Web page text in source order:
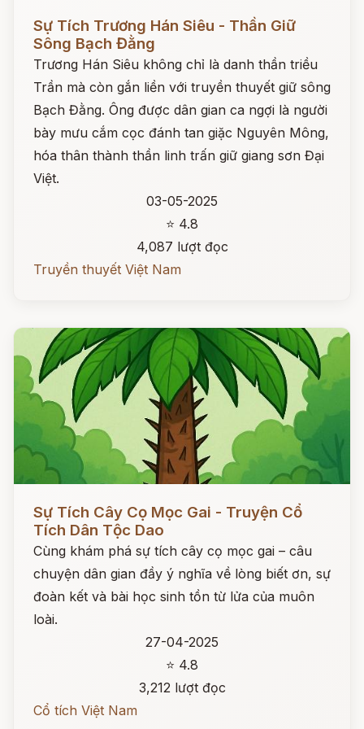
Sự Tích Trương Hán Siêu - Thần Giữ
Sông Bạch Đằng
Trương Hán Siêu không chỉ là danh thần triều
Trần mà còn gắn liền với truyền thuyết giữ sông
Bạch Đằng. Ông được dân gian ca ngợi là người
bày mưu cắm cọc đánh tan giặc Nguyên Mông,
hóa thân thành thần linh trấn giữ giang sơn Đại
Việt.
03-05-2025
⭐ 4.8
4,087 lượt đọc
Truyền thuyết Việt Nam
Sự Tích Cây Cọ Mọc Gai - Truyện Cổ
Tích Dân Tộc Dao
Cùng khám phá sự tích cây cọ mọc gai – câu
chuyện dân gian đầy ý nghĩa về lòng biết ơn, sự
đoàn kết và bài học sinh tồn từ lửa của muôn
loài.
27-04-2025
⭐ 4.8
3,212 lượt đọc
Cổ tích Việt Nam